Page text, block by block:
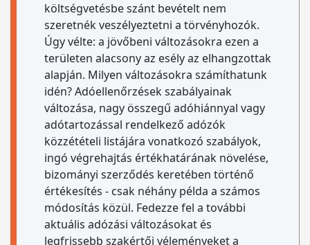
költségvetésbe szánt bevételt nem
szeretnék veszélyeztetni a törvényhozók.
Úgy vélte: a jövőbeni változásokra ezen a
területen alacsony az esély az elhangzottak
alapján. Milyen változásokra számíthatunk
idén? Adóellenőrzések szabályainak
változása, nagy összegű adóhiánnyal vagy
adótartozással rendelkező adózók
közzétételi listájára vonatkozó szabályok,
ingó végrehajtás értékhatárának növelése,
bizományi szerződés keretében történő
értékesítés - csak néhány példa a számos
módosítás közül. Fedezze fel a további
aktuális adózási változásokat és
legfrissebb szakértői véleményeket a